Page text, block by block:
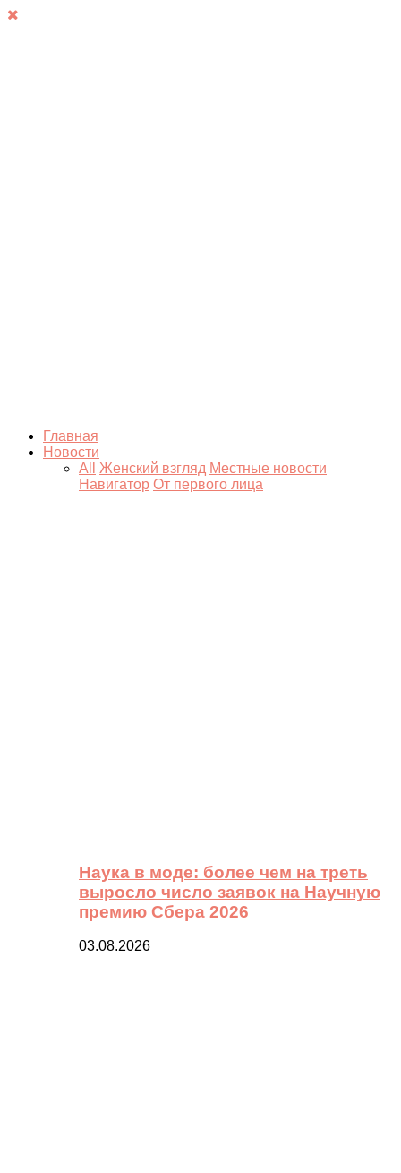
Главная
Новости
All
Женский взгляд Местные новости
Навигатор От первого лица
Наука в моде: более чем на треть
выросло число заявок на Научную
премию Сбера 2026
03.08.2026